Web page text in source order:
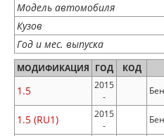
Модель автомобиля
Кузов
Год и мес. выпуска
МОДИФИКАЦИЯ ГОД КОД
1.5
2015
-
1.5 (RU1)
2015
-